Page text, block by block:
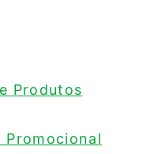
Produtos
Promocional